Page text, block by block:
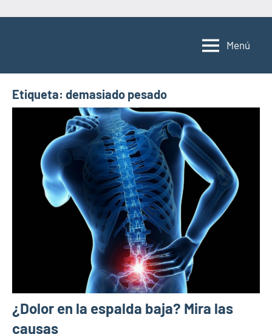
Menú
Etiqueta: demasiado pesado
¿Dolor en la espalda baja? Mira las
causas